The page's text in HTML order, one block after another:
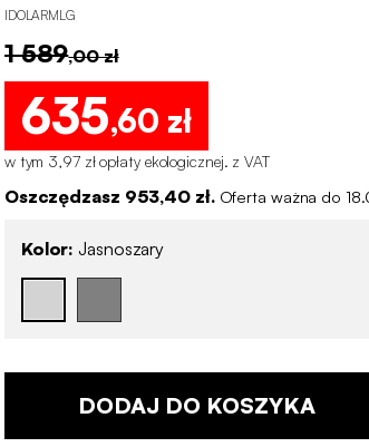
IDOLARMLG
1 589,00 zł
635,60 zł
w tym 3,97 zł opłaty ekologicznej. z VAT
Oszczędzasz 953,40 zł. Oferta ważna do
Kolor: Jasnoszary
DODAJ DO KOSZYKA